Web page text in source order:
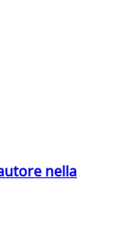
nella